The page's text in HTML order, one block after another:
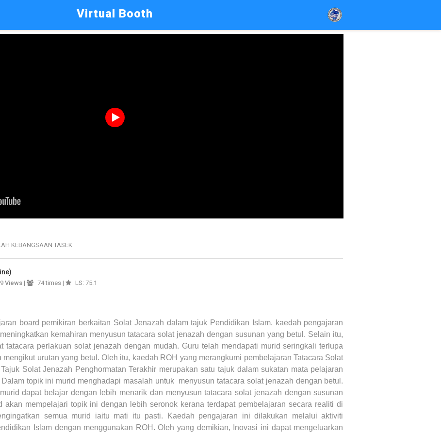
Virtual Booth
KEBANGSAAN TASEK
9Views| 74 times |
LS: 75.1
board pemikiran berkaitan Solat Jenazah dalam tajuk Pendidikan Islam. kaedah pengajaran
kemahiran menyusun tatacara solat jenazah dengan susunan yang betul. Selain itu,
tatacara perlakuan solat jenazah dengan mudah. Guru telah mendapati murid seringkali terlupa
urutan yang betul. Oleh itu, kaedah ROH yang merangkumi pembelajaran Tatacara Solat
Solat Jenazah Penghormatan Terakhir merupakan satu tajuk dalam sukatan mata pelajaran
topik ini murid menghadapi masalah untuk menyusun tatacara solat jenazah dengan betul.
dapat belajar dengan lebih menarik dan menyusun tatacara solat jenazah dengan susunan
akan mempelajari topik ini dengan lebih seronok kerana terdapat pembelajaran secara realiti di
semua murid iaitu mati itu pasti. Kaedah pengajaran ini dilakukan melalui aktiviti
Islam dengan menggunakan ROH. Oleh yang demikian, Inovasi ini dapat mengeluarkan